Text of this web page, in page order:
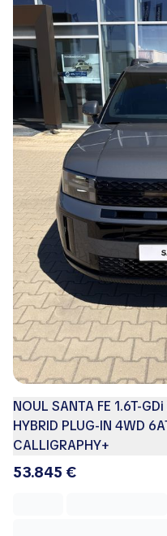
NOUL SANTA FE 1.6T-
HYBRID PLUG-IN 4WD
CALLIGRAPHY+
53.845 €